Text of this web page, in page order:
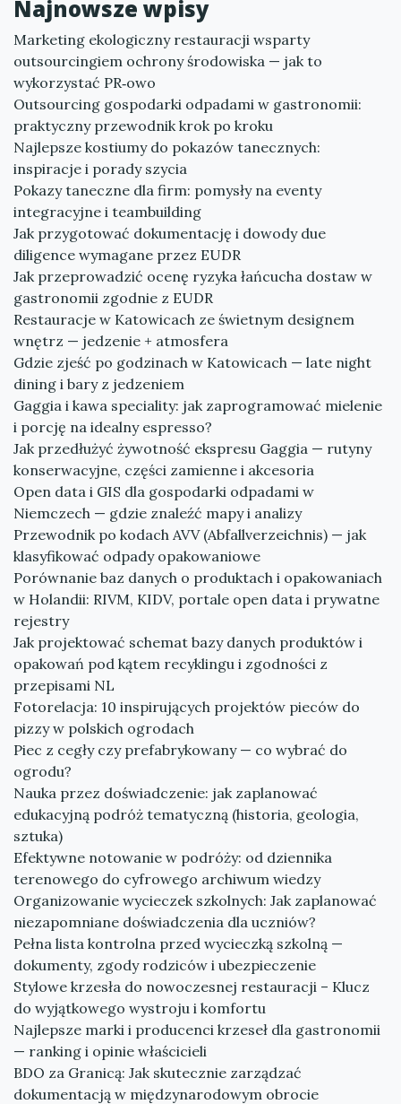
Najnowsze wpisy
Marketing ekologiczny restauracji wsparty
outsourcingiem ochrony środowiska — jak to
wykorzystać PR‑owo
Outsourcing gospodarki odpadami w gastronomii:
praktyczny przewodnik krok po kroku
Najlepsze kostiumy do pokazów tanecznych:
inspiracje i porady szycia
Pokazy taneczne dla firm: pomysły na eventy
integracyjne i teambuilding
Jak przygotować dokumentację i dowody due
diligence wymagane przez EUDR
Jak przeprowadzić ocenę ryzyka łańcucha dostaw w
gastronomii zgodnie z EUDR
Restauracje w Katowicach ze świetnym designem
wnętrz — jedzenie + atmosfera
Gdzie zjeść po godzinach w Katowicach — late night
dining i bary z jedzeniem
Gaggia i kawa speciality: jak zaprogramować mielenie
i porcję na idealny espresso?
Jak przedłużyć żywotność ekspresu Gaggia — rutyny
konserwacyjne, części zamienne i akcesoria
Open data i GIS dla gospodarki odpadami w
Niemczech — gdzie znaleźć mapy i analizy
Przewodnik po kodach AVV (Abfallverzeichnis) — jak
klasyfikować odpady opakowaniowe
Porównanie baz danych o produktach i opakowaniach
w Holandii: RIVM, KIDV, portale open data i prywatne
rejestry
Jak projektować schemat bazy danych produktów i
opakowań pod kątem recyklingu i zgodności z
przepisami NL
Fotorelacja: 10 inspirujących projektów pieców do
pizzy w polskich ogrodach
Piec z cegły czy prefabrykowany — co wybrać do
ogrodu?
Nauka przez doświadczenie: jak zaplanować
edukacyjną podróż tematyczną (historia, geologia,
sztuka)
Efektywne notowanie w podróży: od dziennika
terenowego do cyfrowego archiwum wiedzy
Organizowanie wycieczek szkolnych: Jak zaplanować
niezapomniane doświadczenia dla uczniów?
Pełna lista kontrolna przed wycieczką szkolną —
dokumenty, zgody rodziców i ubezpieczenie
Stylowe krzesła do nowoczesnej restauracji – Klucz
do wyjątkowego wystroju i komfortu
Najlepsze marki i producenci krzeseł dla gastronomii
— ranking i opinie właścicieli
BDO za Granicą: Jak skutecznie zarządzać
dokumentacją w międzynarodowym obrocie